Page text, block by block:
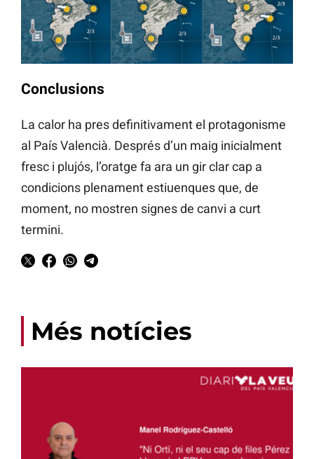
Conclusions
La calor ha pres definitivament el protagonisme
al País Valencià. Després d’un maig inicialment
fresc i plujós, l’oratge fa ara un gir clar cap a
condicions plenament estiuenques que, de
moment, no mostren signes de canvi a curt
termini.
Més notícies